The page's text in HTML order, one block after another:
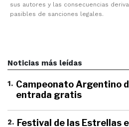
sus autores y las consecuencias
pasibles de sanciones legales.
Noticias más leídas
1. Campeonato Argentino
entrada gratis
2. Festival de las Estrellas